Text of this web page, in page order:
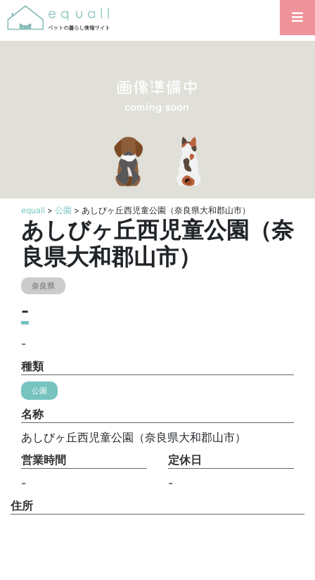
equall > 公園 > あしびヶ丘西児童公園（奈良県大和郡山市）
あしびヶ丘西児童公園（奈
良県大和郡山市）
奈良県
-
-
種類
公園
名称
あしびヶ丘西児童公園（奈良県大和郡山市）
営業時間
-
定休日
-
住所